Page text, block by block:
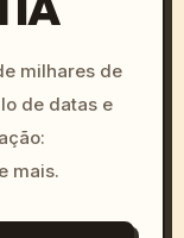
milhares de
de datas e
mais.